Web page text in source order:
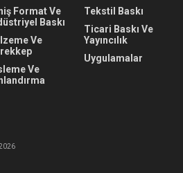
Format Ve
Baskı
Ve
Ve
Tekstil Baskı
Ticari Baskı Ve
Yayıncılık
Uygulamalar